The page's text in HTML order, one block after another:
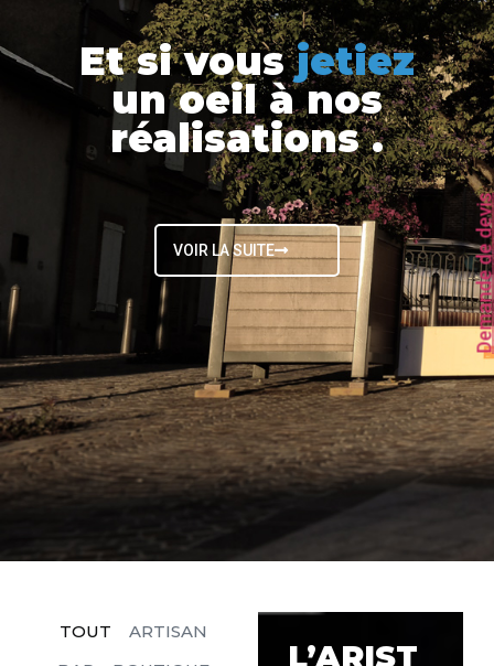
Et si vousjetiez
un oeil à nos
réalisations.
VOIR LA SUITE
ARTISAN
TOUT
L’ARIST